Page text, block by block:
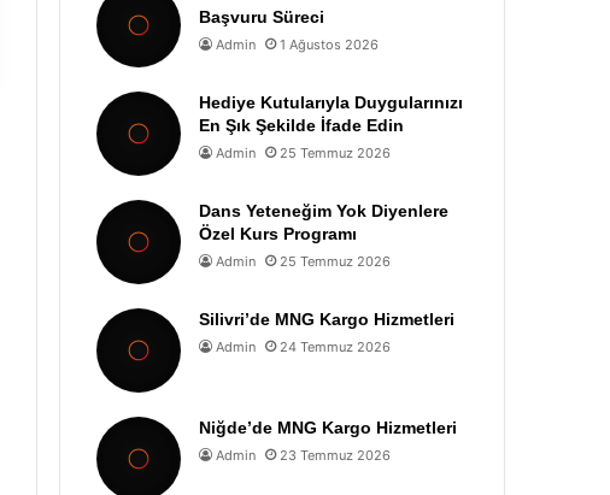
Başvuru Süreci
Admin 1 Ağustos 2026
Hediye Kutularıyla Duygularınızı
En Şık Şekilde İfade Edin
Admin 25 Temmuz 2026
Dans Yeteneğim Yok Diyenlere
Özel Kurs Programı
Admin 25 Temmuz 2026
Silivri’de MNG Kargo Hizmetleri
Admin 24 Temmuz 2026
Niğde’de MNG Kargo Hizmetleri
Admin 23 Temmuz 2026